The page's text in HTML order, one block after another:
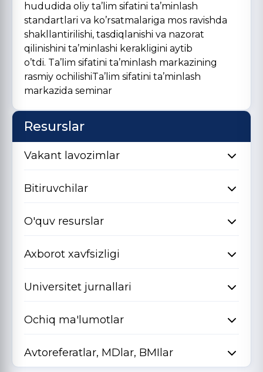
hududida oliy ta’lim sifatini ta’minlash
standartlari va ko’rsatmalariga mos ravishda
shakllantirilishi, tasdiqlanishi va nazorat
qilinishini ta’minlashi kerakligini aytib
o’tdi. Ta’lim sifatini ta’minlash markazining
rasmiy ochilishiTa’lim sifatini ta’minlash
markazida seminar
Resurslar
Vakant lavozimlar
Bitiruvchilar
O'quv resurslar
Axborot xavfsizligi
Universitet jurnallari
Ochiq ma'lumotlar
Avtoreferatlar, MDlar, BMIlar